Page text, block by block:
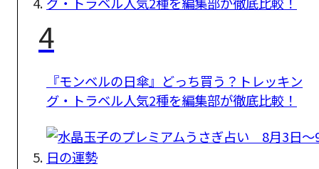
4
『モンベルの日傘』どっち買う？トレッキン
グ・トラベル人気2種を編集部が徹底比較！